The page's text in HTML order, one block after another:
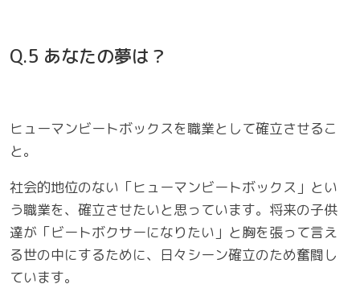
Q.5 あなたの夢は？
ヒューマンビートボックスを職業として確立させるこ
と。
社会的地位のない「ヒューマンビートボックス」とい
う職業を、確立させたいと思っています。将来の子供
達が「ビートボクサーになりたい」と胸を張って言え
る世の中にするために、日々シーン確立のため奮闘し
ています。